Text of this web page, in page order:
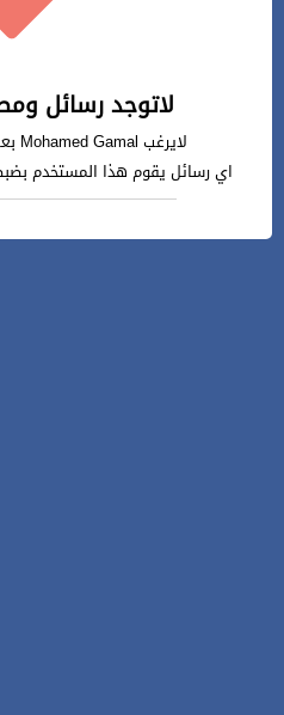
لاتوجد رسائل
لايرغب Mohamed Gamal بعرض اي مصارحات للعامة
اي رسائل يقوم هذا المستخدم